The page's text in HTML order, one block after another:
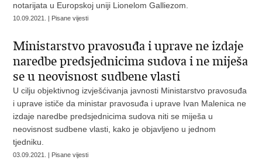
notarijata u Europskoj uniji Lionelom Galliezom.
10.09.2021. | Pisane vijesti
Ministarstvo pravosuđa i uprave ne izdaje
naredbe predsjednicima sudova i ne miješa
se u neovisnost sudbene vlasti
U cilju objektivnog izvješćivanja javnosti Ministarstvo pravosuđa
i uprave ističe da ministar pravosuđa i uprave Ivan Malenica ne
izdaje naredbe predsjednicima sudova niti se miješa u
neovisnost sudbene vlasti, kako je objavljeno u jednom
tjedniku.
03.09.2021. | Pisane vijesti